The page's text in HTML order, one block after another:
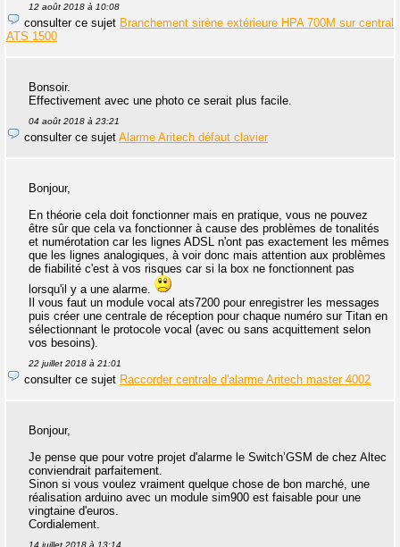
12 août 2018 à 10:08
consulter ce sujet Branchement sirène extérieure HPA 700M sur central
ATS 1500
Bonsoir.
Effectivement avec une photo ce serait plus facile.
04 août 2018 à 23:21
consulter ce sujet Alarme Aritech défaut clavier
Bonjour,
En théorie cela doit fonctionner mais en pratique, vous ne pouvez
être sûr que cela va fonctionner à cause des problèmes de tonalités
et numérotation car les lignes ADSL n'ont pas exactement les mêmes
que les lignes analogiques, à voir donc mais attention aux problèmes
de fiabilité c'est à vos risques car si la box ne fonctionnent pas
lorsqu'il y a une alarme.
Il vous faut un module vocal ats7200 pour enregistrer les messages
puis créer une centrale de réception pour chaque numéro sur Titan en
sélectionnant le protocole vocal (avec ou sans acquittement selon
vos besoins).
22 juillet 2018 à 21:01
consulter ce sujet Raccorder centrale d'alarme Aritech master 4002
Bonjour,
Je pense que pour votre projet d'alarme le Switch’GSM de chez Altec
conviendrait parfaitement.
Sinon si vous voulez vraiment quelque chose de bon marché, une
réalisation arduino avec un module sim900 est faisable pour une
vingtaine d'euros.
Cordialement.
14 juillet 2018 à 13:14